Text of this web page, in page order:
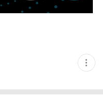
현
재
글